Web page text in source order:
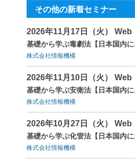
その他の新着セミナー
2026年11月17日（火） Web
基礎から学ぶ毒劇法【日本国内
株式会社情報機構
2026年11月10日（火） Web
基礎から学ぶ安衛法【日本国内
株式会社情報機構
2026年10月27日（火） Web
基礎から学ぶ化管法【日本国内
株式会社情報機構